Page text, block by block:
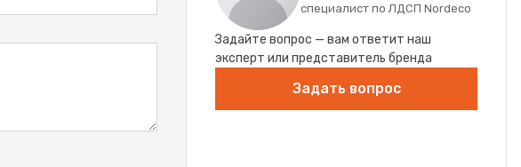
специалист по ЛДСП Nordeco
Задайте вопрос — вам ответит наш
эксперт или представитель бренда
Задать вопрос